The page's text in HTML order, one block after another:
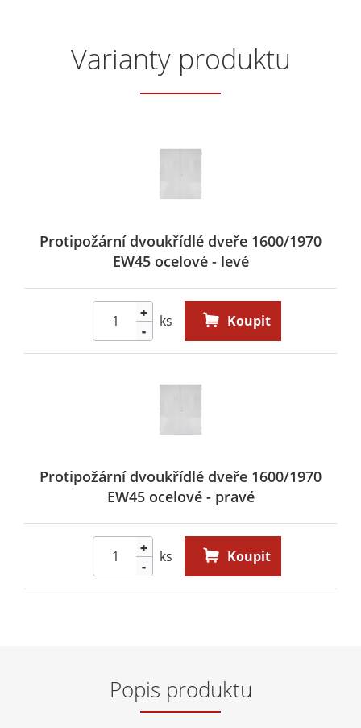
Varianty produktu
Protipožární dvoukřídlé dveře 1600/1970
EW45 ocelové - levé
-
+ ks Koupit
Protipožární dvoukřídlé dveře 1600/1970
EW45 ocelové - pravé
-
+ ks Koupit
Popis produktu